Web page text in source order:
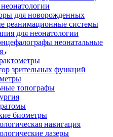
для новорожденных
реанимационные системы
для неонатологии
неонатальные
зрительных функций
топографы
биометры
навигация
лазеры